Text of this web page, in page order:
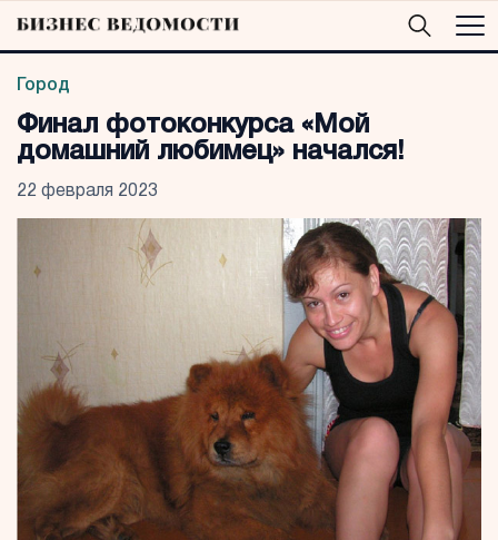
Город
Финал фотоконкурса «Мой
домашний любимец» начался!
22 февраля 2023